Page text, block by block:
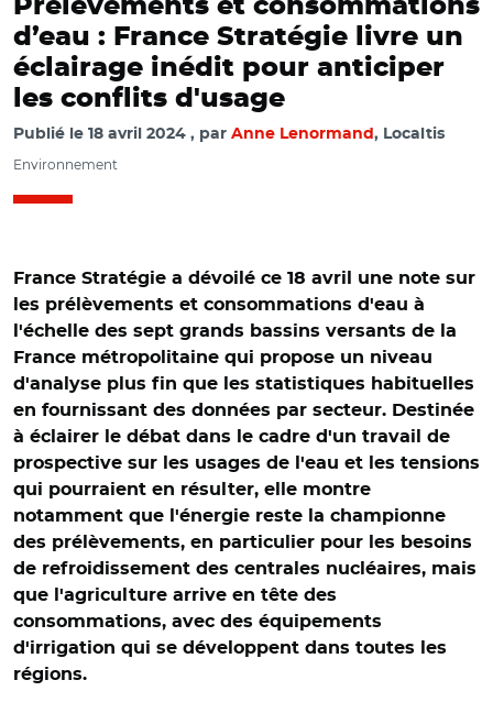
Prélèvements et consommations
d’eau : France Stratégie livre un
éclairage inédit pour anticiper
les conflits d'usage
Publié le 18 avril 2024 par Anne Lenormand , Localtis
Environnement
France Stratégie a dévoilé ce 18 avril une note sur
les prélèvements et consommations d'eau à
l'échelle des sept grands bassins versants de la
France métropolitaine qui propose un niveau
d'analyse plus fin que les statistiques habituelles
en fournissant des données par secteur. Destinée
à éclairer le débat dans le cadre d'un travail de
prospective sur les usages de l'eau et les tensions
qui pourraient en résulter, elle montre
notamment que l'énergie reste la championne
des prélèvements, en particulier pour les besoins
de refroidissement des centrales nucléaires, mais
que l'agriculture arrive en tête des
consommations, avec des équipements
d'irrigation qui se développent dans toutes les
régions.